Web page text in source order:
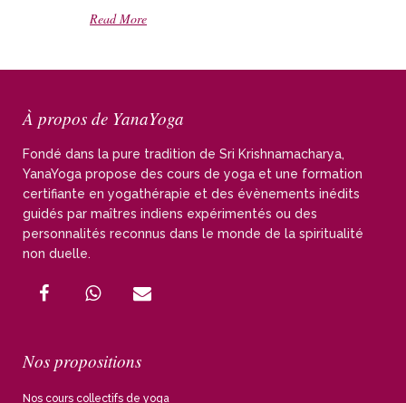
Read More
À propos de YanaYoga
Fondé dans la pure tradition de Sri Krishnamacharya,
YanaYoga propose des cours de yoga et une formation
certifiante en yogathérapie et des évènements inédits
guidés par maîtres indiens expérimentés ou des
personnalités reconnus dans le monde de la spiritualité
non duelle.
Nos propositions
Nos cours collectifs de yoga